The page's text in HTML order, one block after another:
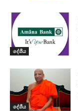
දේශීය
දේශීය